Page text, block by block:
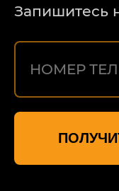
Запишитесь